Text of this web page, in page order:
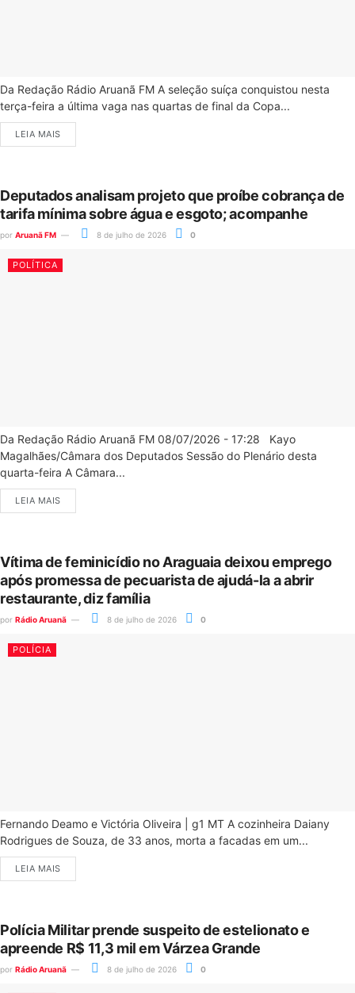
Da Redação Rádio Aruanã FM A seleção suíça conquistou nesta
terça-feira a última vaga nas quartas de final da Copa...
LEIA MAIS
Deputados analisam projeto que proíbe cobrança de
tarifa mínima sobre água e esgoto; acompanhe
por Aruanã FM 8 de julho de 2026 0
POLÍTICA
Da Redação Rádio Aruanã FM 08/07/2026 - 17:28 Kayo
Magalhães/Câmara dos Deputados Sessão do Plenário desta
quarta-feira A Câmara...
LEIA MAIS
Vítima de feminicídio no Araguaia deixou emprego
após promessa de pecuarista de ajudá-la a abrir
restaurante, diz família
por Rádio Aruanã 8 de julho de 2026 0
POLÍCIA
Fernando Deamo e Victória Oliveira | g1 MT A cozinheira Daiany
Rodrigues de Souza, de 33 anos, morta a facadas em um...
LEIA MAIS
Polícia Militar prende suspeito de estelionato e
apreende R$ 11,3 mil em Várzea Grande
por Rádio Aruanã 8 de julho de 2026 0